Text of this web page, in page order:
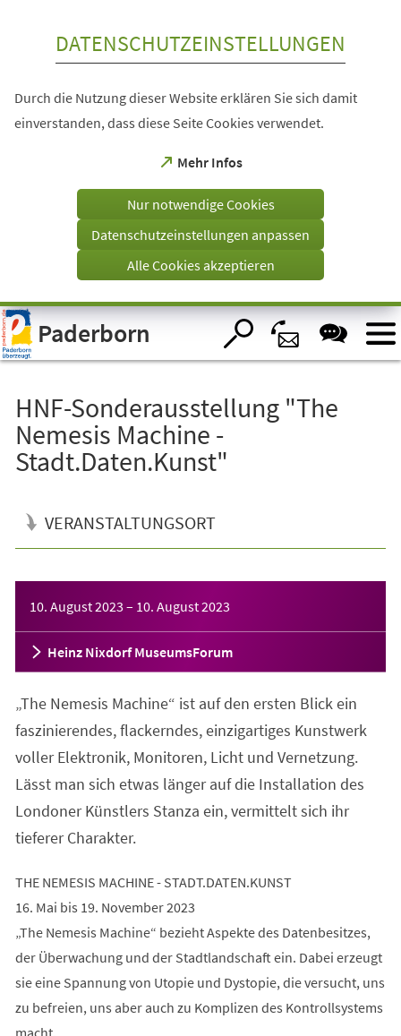
Visuelle
Assistenzsoftware
öffnen.
DATENSCHUTZEINSTELLUNGEN
Durch die Nutzung dieser Website erklären Sie sich damit
einverstanden, dass diese Seite Cookies verwendet.
Mehr Infos
(Öffnet
einem
Tab)
Nur notwendige Cookies
Datenschutzeinstellungen anpassen
Alle Cookies akzeptieren
Paderborn
HNF-Sonderausstellung "The
Nemesis Machine -
Stadt.Daten.Kunst"
VERANSTALTUNGSORT
10. August 2023 – 10. August 2023
Heinz Nixdorf MuseumsForum
„The Nemesis Machine“ ist auf den ersten Blick ein
faszinierendes, flackerndes, einzigartiges Kunstwerk
voller Elektronik, Monitoren, Licht und Vernetzung.
Lässt man sich etwas länger auf die Installation des
Londoner Künstlers Stanza ein, vermittelt sich ihr
tieferer Charakter.
THE NEMESIS MACHINE - STADT.DATEN.KUNST
16. Mai bis 19. November 2023
„The Nemesis Machine“ bezieht Aspekte des Datenbesitzes,
der Überwachung und der Stadtlandschaft ein. Dabei erzeugt
sie eine Spannung von Utopie und Dystopie, die versucht, uns
zu befreien, uns aber auch zu Komplizen des Kontrollsystems
macht.